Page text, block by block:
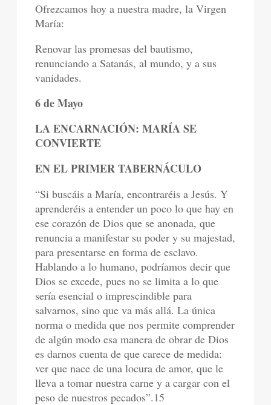
Ofrezcamos hoy a nuestra madre, la Virgen
María:
Renovar las promesas del bautismo,
renunciando a Satanás, al mundo, y a sus
vanidades.
6 de Mayo
LA ENCARNACIÓN: MARÍA SE
CONVIERTE
EN EL PRIMER TABERNÁCULO
“Si buscáis a María, encontraréis a Jesús. Y
aprenderéis a entender un poco lo que hay en
ese corazón de Dios que se anonada, que
renuncia a manifestar su poder y su majestad,
para presentarse en forma de esclavo.
Hablando a lo humano, podríamos decir que
Dios se excede, pues no se limita a lo que
sería esencial o imprescindible para
salvarnos, sino que va más allá. La única
norma o medida que nos permite comprender
de algún modo esa manera de obrar de Dios
es darnos cuenta de que carece de medida:
ver que nace de una locura de amor, que le
lleva a tomar nuestra carne y a cargar con el
peso de nuestros pecados”.15